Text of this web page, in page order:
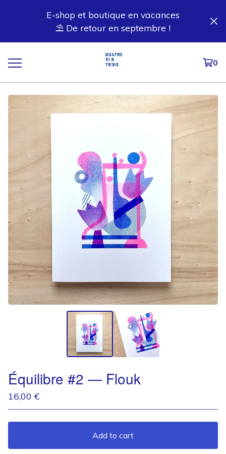
E-shop et boutique en vacances
⛱️ De retour en septembre !
0
Équilibre #2 — Flouk
16,00 €
Add to cart